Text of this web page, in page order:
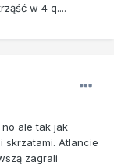
w 4 q....
ale tak jak
skrzatami. Atlancie
zagrali